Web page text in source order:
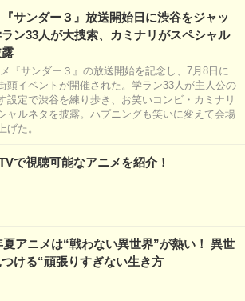
サンダー３』放送開始日に渋谷をジャッ
ン33人が大捜索、カミナリがスペシャル
『サンダー３』の放送開始を記念し、7月8日に
頭イベントが開催された。学ラン33人が主人公の
設定で渋谷を練り歩き、お笑いコンビ・カミナリ
ャルネタを披露。ハプニングも笑いに変えて会場
げた。
で視聴可能なアニメを紹介！
夏アニメは“戦わない異世界”が熱い！ 異世
ける“頑張りすぎない生き方